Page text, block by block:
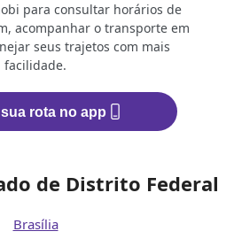
para consultar horários de
acompanhar o transporte em
seus trajetos com mais
facilidade.
rota no app
de Distrito Federal
Brasília